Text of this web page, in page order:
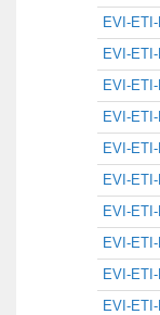
EVI-
EVI-
EVI-
EVI-
EVI-
EVI-
EVI-
EVI-
EVI-
EVI-